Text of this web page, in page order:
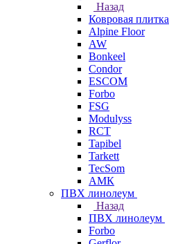
Назад
Ковровая плитка
Alpine Floor
AW
Bonkeel
Condor
ESCOM
Forbo
FSG
Modulyss
RCT
Tapibel
Tarkett
TecSom
АМК
ПВХ линолеум
Назад
ПВХ линолеум
Forbo